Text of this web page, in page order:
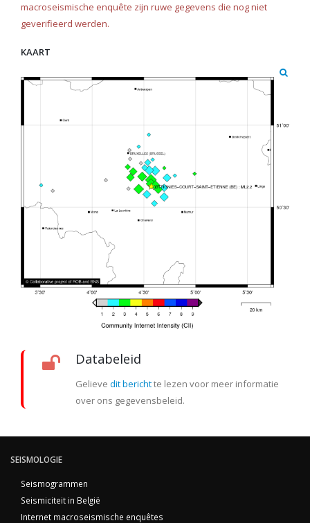
macroseismische enquête zijn ruwe gegevens die nog niet
geverifieerd werden.
KAART
Databeleid
Gelieve dit berichtte lezen voor meer informatie
over ons gegevensbeleid.
SEISMOLOGIE
Seismogrammen
Seismiciteit in België
Internet macroseismische enquêtes